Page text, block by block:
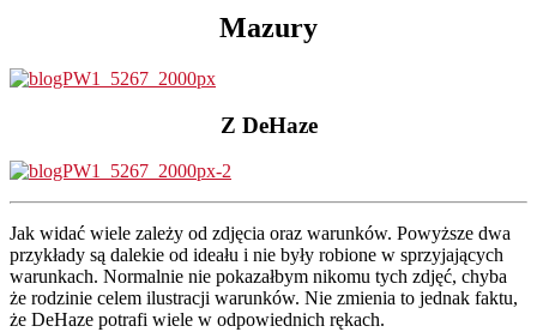
Mazury
Z DeHaze
Jak widać wiele zależy od zdjęcia oraz warunków. Powyższe dwa
przykłady są dalekie od ideału i nie były robione w sprzyjających
warunkach. Normalnie nie pokazałbym nikomu tych zdjęć, chyba
że rodzinie celem ilustracji warunków. Nie zmienia to jednak faktu,
że DeHaze potrafi wiele w odpowiednich rękach.